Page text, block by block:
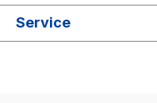
Service